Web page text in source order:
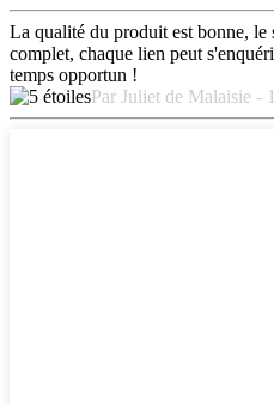
La qualité du produit est bonne, le
complet, chaque lien peut
temps opportun !
Par Juliet de Malaisie -